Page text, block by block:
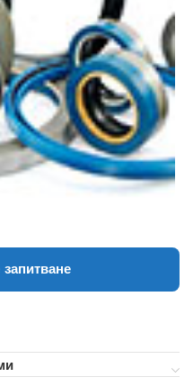
запитване